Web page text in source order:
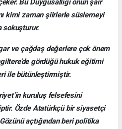
Bu Duygusallığı onun şair
kimi zaman şiirlerle süslemeyi
sokuşturur.
ve çağdaş değerlere çok önem
gördüğü hukuk eğitimi
ile bütünleştirmiştir.
kuruluş felsefesini
Özde Atatürkçü bir siyasetçi
açtığından beri politika